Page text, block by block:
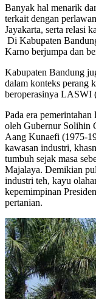
Banyak hal menarik
terkait dengan
Jayakarta, serta relasi
Di Kabupaten
Karno berjumpa dan
Kabupaten Bandung
dalam konteks perang
beroperasinya LASWI
Pada era
oleh Gubernur Solihin
Aang Kunaefi (1975-
kawasan industri,
tumbuh sejak masa
Majalaya. Demikian
industri teh, kayu
kepemimpinan
pertanian.